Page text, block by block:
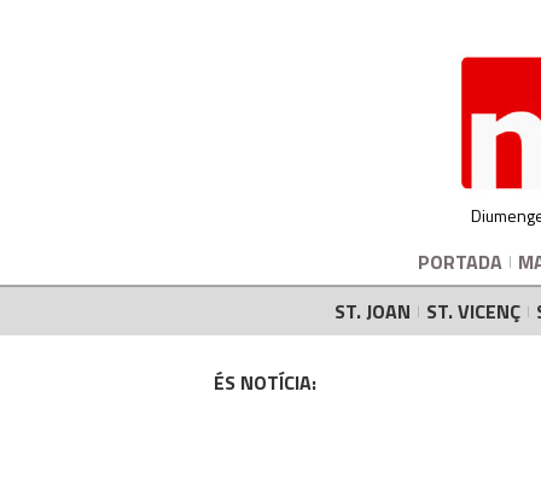
PORTADA
ST. JOAN
ST. VICENÇ
ÉS NOTÍCIA: